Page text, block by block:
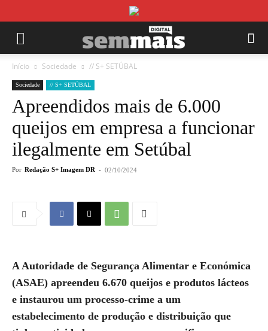
Início Sociedade // S+ SETÚBAL
Sociedade // S+ SETÚBAL
Apreendidos mais de 6.000
queijos em empresa a funcionar
ilegalmente em Setúbal
Por Redação S+ Imagem DR - 02/10/2024
A Autoridade de Segurança Alimentar e Económica
(ASAE) apreendeu 6.670 queijos e produtos lácteos
e instaurou um processo-crime a um
estabelecimento de produção e distribuição que